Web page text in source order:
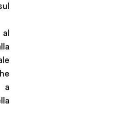
a